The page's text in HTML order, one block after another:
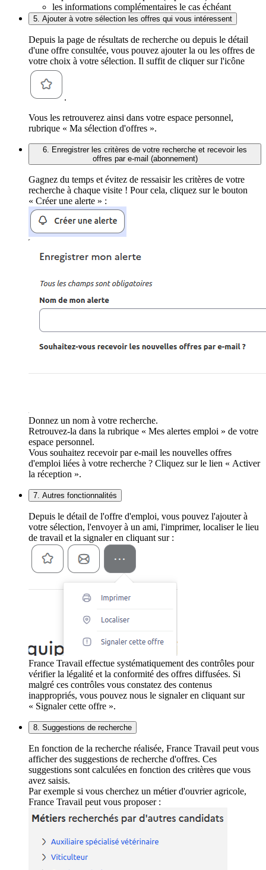
les informations complémentaires le cas échéant
5. Ajouter à votre sélection les offres qui vous intéressent
Depuis la page de résultats de recherche ou depuis le détail
d'une offre consultée, vous pouvez ajouter la ou les offres de
votre choix à votre sélection. Il suffit de cliquer sur l'icône
.
Vous les retrouverez ainsi dans votre espace personnel,
rubrique « Ma sélection d'offres ».
6. Enregistrer les critères de votre recherche et recevoir les
offres par e-mail (abonnement)
Gagnez du temps et évitez de ressaisir les critères de votre
recherche à chaque visite ! Pour cela, cliquez sur le bouton
« Créer une alerte » :
Donnez un nom à votre recherche.
Retrouvez-la dans la rubrique « Mes alertes emploi » de votre
espace personnel.
Vous souhaitez recevoir par e-mail les nouvelles offres
d'emploi liées à votre recherche ? Cliquez sur le lien « Activer
la réception ».
7. Autres fonctionnalités
Depuis le détail de l'offre d'emploi, vous pouvez l'ajouter à
votre sélection, l'envoyer à un ami, l'imprimer, localiser le lieu
de travail et la signaler en cliquant sur :
France Travail effectue systématiquement des contrôles pour
vérifier la légalité et la conformité des offres diffusées. Si
malgré ces contrôles vous constatez des contenus
inappropriés, vous pouvez nous le signaler en cliquant sur
« Signaler cette offre ».
8. Suggestions de recherche
En fonction de la recherche réalisée, France Travail peut vous
afficher des suggestions de recherche d'offres. Ces
suggestions sont calculées en fonction des critères que vous
avez saisis.
Par exemple si vous cherchez un métier d'ouvrier agricole,
France Travail peut vous proposer :